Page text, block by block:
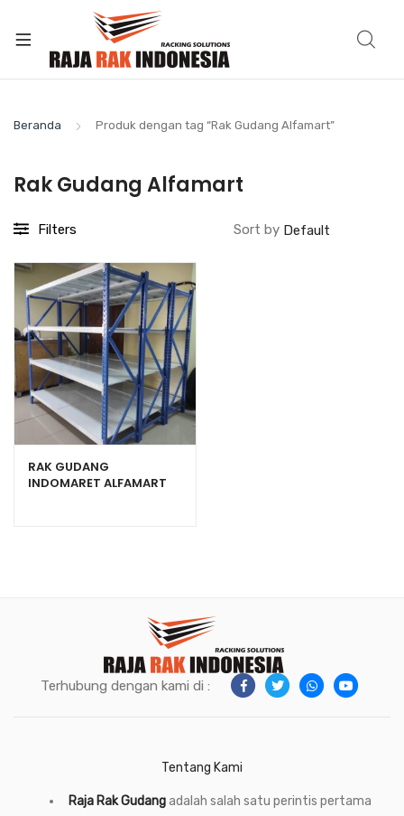
Beranda Produk dengan tag “Rak Gudang Alfamart”
Rak Gudang Alfamart
Filters Sort by
RAK GUDANG
INDOMARET ALFAMART
Terhubung dengan kami di :
Tentang Kami
Raja Rak Gudangadalah salah satu perintis pertama